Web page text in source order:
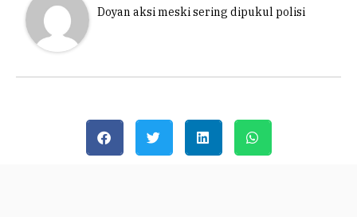
Doyan aksi meski sering dipukul polisi